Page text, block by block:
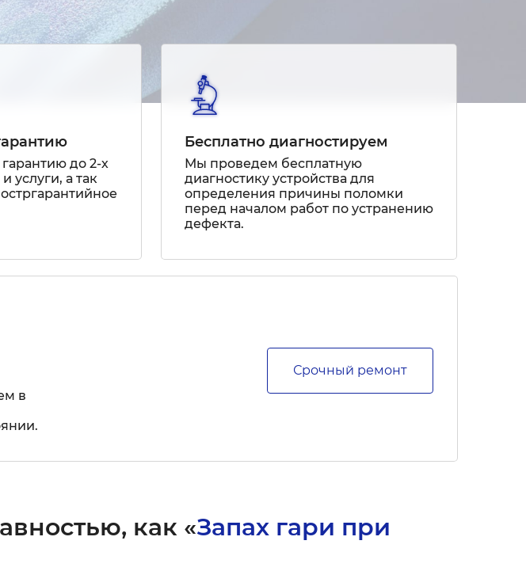
до 2-х
услуги, а так
Бесплатно диагностируем
Мы проведем бесплатную
диагностику устройства для
определения причины поломки
перед началом работ по устранению
дефекта.
в
Срочный ремонт
как «Запах гари при